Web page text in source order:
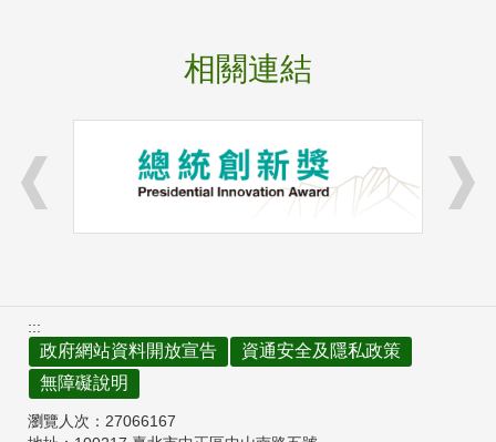
相關連結
:::
政府網站資料開放宣告
資通安全及隱私政策
無障礙說明
瀏覽人次： 27066167